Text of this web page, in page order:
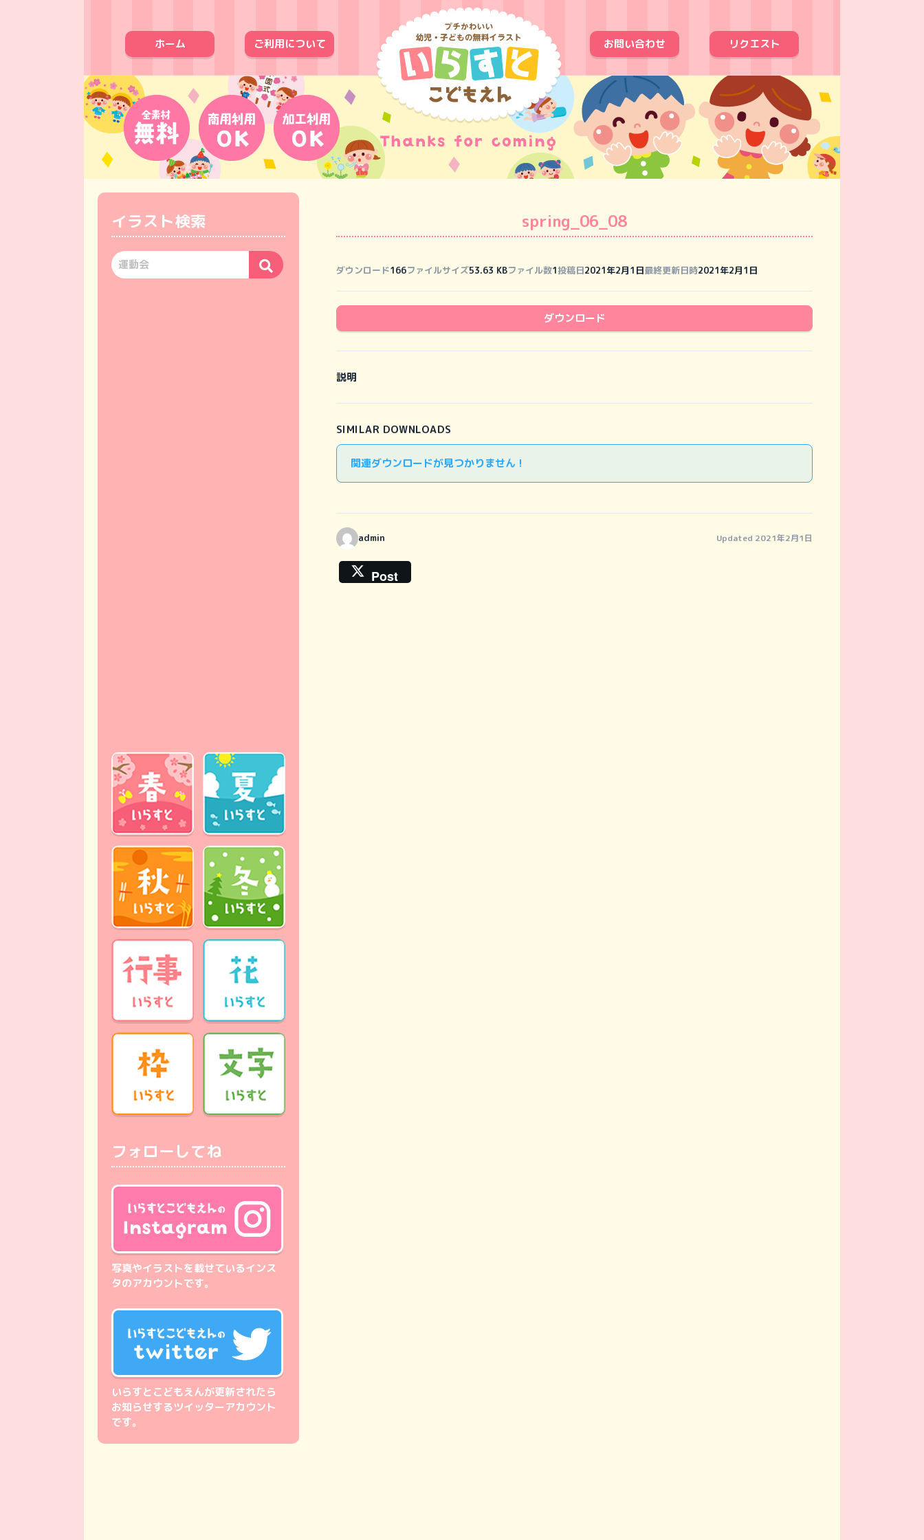
ホーム ご利用について お問い合わせ リクエスト
イラスト検索
フォローしてね
写真やイラストを載せているインス
タのアカウントです。
いらすとこどもえんが更新されたら
お知らせするツイッターアカウント
です。
spring_06_08
ダウンロード166ファイルサイズ53.63 KBファイル数1投稿日2021年2月1日最終更新日時2021年2月1日
ダウンロード
説明
SIMILAR DOWNLOADS
関連ダウンロードが見つかりません !
admin Updated 2021年2月1日
Post